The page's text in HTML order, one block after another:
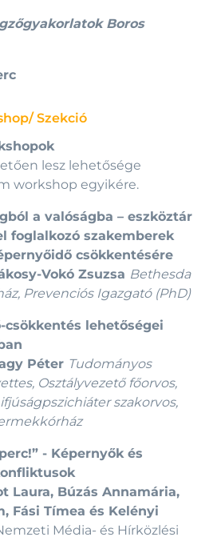
Boros
Szekció
lesz lehetősége
workshop egyikére.
a valóságba – eszköztár
foglalkozó szakemberek
csökkentésére
Vokó Zsuzsa Bethesda
Prevenciós Igazgató (PhD)
csökkentés lehetőségei
Péter Tudományos
Osztályvezető főorvos,
szakorvos,
- Képernyők és
Laura, Búzás Annamária,
Fási Tímea és Kelényi
Média- és Hírközlési